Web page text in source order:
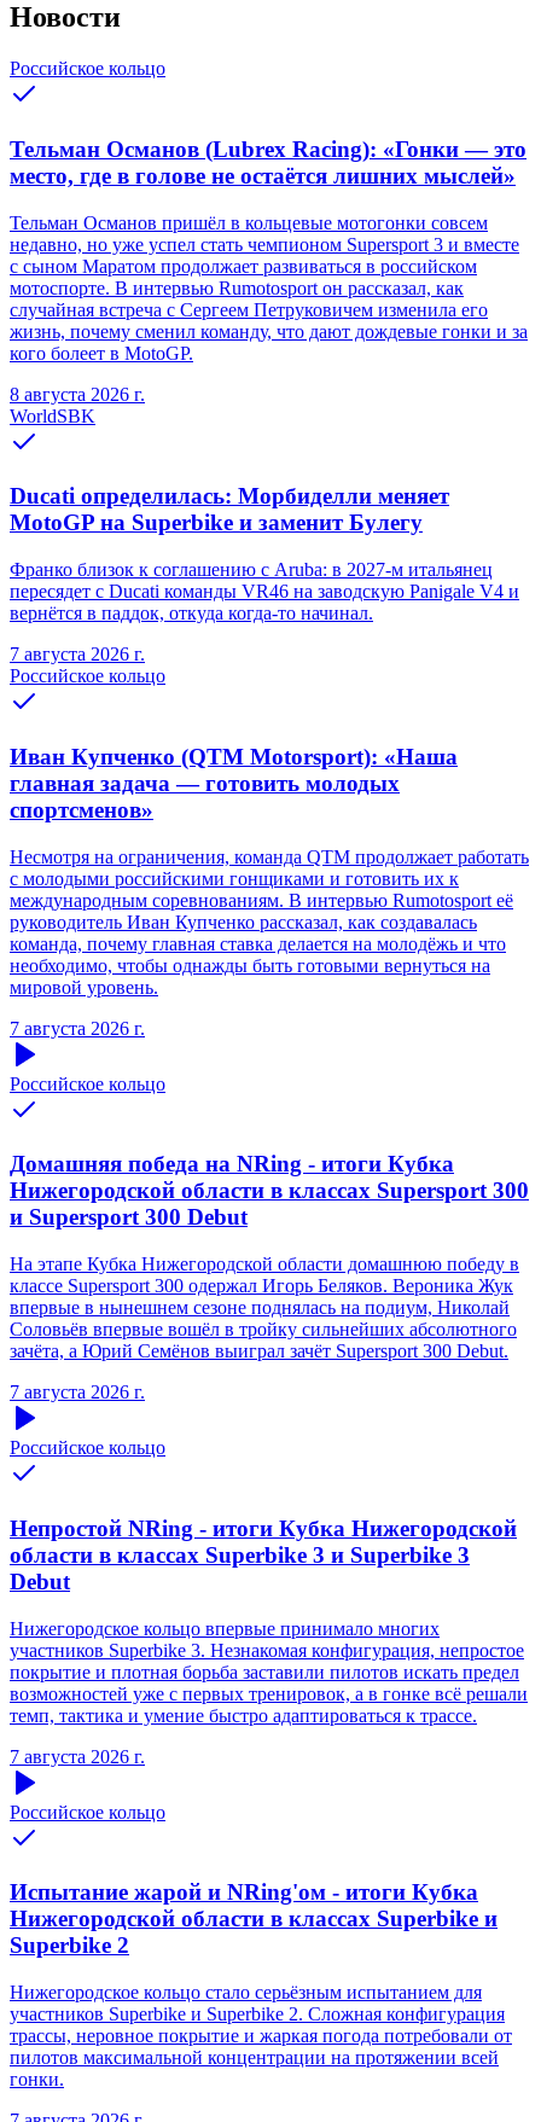
Новости
Российское кольцо
Тельман Османов (Lubrex Racing): «Гонки — это
место, где в голове не остаётся лишних мыслей»
Тельман Османов пришёл в кольцевые мотогонки совсем
недавно, но уже успел стать чемпионом Supersport 3 и вместе
с сыном Маратом продолжает развиваться в российском
мотоспорте. В интервью Rumotosport он рассказал, как
случайная встреча с Сергеем Петруковичем изменила его
жизнь, почему сменил команду, что дают дождевые гонки и за
кого болеет в MotoGP.
8 августа 2026 г.
WorldSBK
Ducati определилась: Морбиделли меняет
MotoGP на Superbike и заменит Булегу
Франко близок к соглашению с Aruba: в 2027-м итальянец
пересядет с Ducati команды VR46 на заводскую Panigale V4 и
вернётся в паддок, откуда когда-то начинал.
7 августа 2026 г.
Российское кольцо
Иван Купченко (QTM Motorsport): «Наша
главная задача — готовить молодых
спортсменов»
Несмотря на ограничения, команда QTM продолжает работать
с молодыми российскими гонщиками и готовить их к
международным соревнованиям. В интервью Rumotosport её
руководитель Иван Купченко рассказал, как создавалась
команда, почему главная ставка делается на молодёжь и что
необходимо, чтобы однажды быть готовыми вернуться на
мировой уровень.
7 августа 2026 г.
Российское кольцо
Домашняя победа на NRing - итоги Кубка
Нижегородской области в классах Supersport 300
и Supersport 300 Debut
На этапе Кубка Нижегородской области домашнюю победу в
классе Supersport 300 одержал Игорь Беляков. Вероника Жук
впервые в нынешнем сезоне поднялась на подиум, Николай
Соловьёв впервые вошёл в тройку сильнейших абсолютного
зачёта, а Юрий Семёнов выиграл зачёт Supersport 300 Debut.
7 августа 2026 г.
Российское кольцо
Непростой NRing - итоги Кубка Нижегородской
области в классах Superbike 3 и Superbike 3
Debut
Нижегородское кольцо впервые принимало многих
участников Superbike 3. Незнакомая конфигурация, непростое
покрытие и плотная борьба заставили пилотов искать предел
возможностей уже с первых тренировок, а в гонке всё решали
темп, тактика и умение быстро адаптироваться к трассе.
7 августа 2026 г.
Российское кольцо
Испытание жарой и NRing'ом - итоги Кубка
Нижегородской области в классах Superbike и
Superbike 2
Нижегородское кольцо стало серьёзным испытанием для
участников Superbike и Superbike 2. Сложная конфигурация
трассы, неровное покрытие и жаркая погода потребовали от
пилотов максимальной концентрации на протяжении всей
гонки.